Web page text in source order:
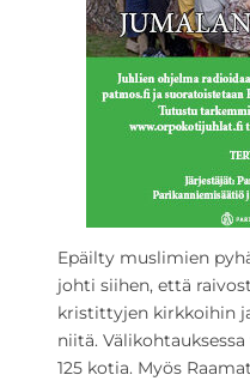
Epäilty muslimien
johti siihen, että
kristittyjen kirkkoihin
niitä.
125 kotia. Myös